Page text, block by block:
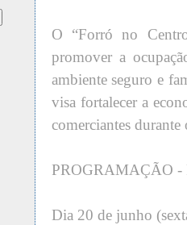
O “Forró no
promover a
ambiente seguro e
visa fortalecer a
comerciantes durante
PROGRAMAÇÃO -
Dia 20 de junho